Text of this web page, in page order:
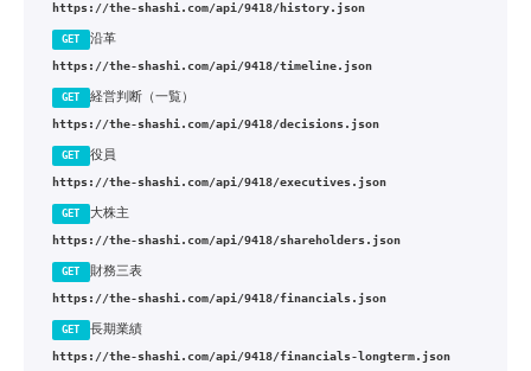
https://the-shashi.com/api/9418/history.json
GET 沿革
https://the-shashi.com/api/9418/timeline.json
GET 経営判断（一覧）
https://the-shashi.com/api/9418/decisions.json
GET 役員
https://the-shashi.com/api/9418/executives.json
GET 大株主
https://the-shashi.com/api/9418/shareholders.json
GET 財務三表
https://the-shashi.com/api/9418/financials.json
GET 長期業績
https://the-shashi.com/api/9418/financials-longterm.json